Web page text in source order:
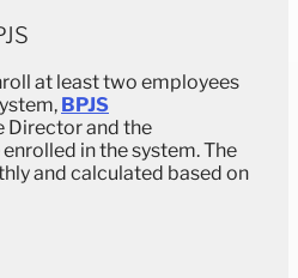
at least two employees
BPJS
Director and the
in the system. The
and calculated based on